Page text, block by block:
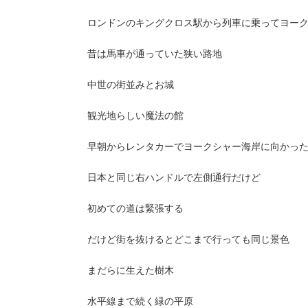
ロンドンのキングクロス駅から列車に乗ってヨー
昔は馬車が通っていた狭い路地
中世の街並みとお城
観光地らしい魔法の館
早朝からレンタカーでヨークシャー海岸に向かった
日本と同じ右ハンドルで左側通行だけど
初めての道は緊張する
だけど街を抜けるとどこまで行っても同じ景色
まだらに生えた樹木
水平線まで続く緑の平原